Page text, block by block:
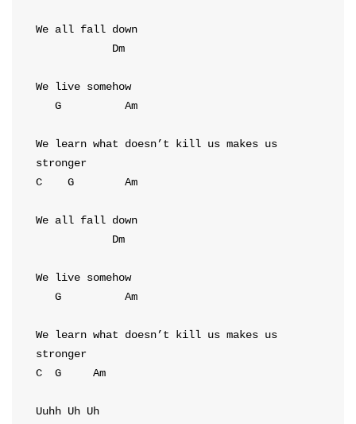
Dm
G
Am
We learn what doesn’t kill us makes us
C
G Am
Dm
G
Am
We learn what doesn’t kill us makes us
C
G Am